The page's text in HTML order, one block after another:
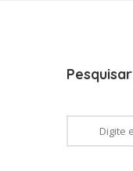
Pesquisar